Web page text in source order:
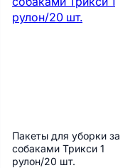
Пакеты для уборки за
собаками Трикси 1
рулон/20 шт.